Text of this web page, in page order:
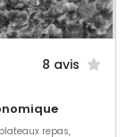
8 avis